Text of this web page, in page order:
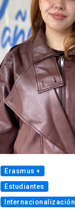
Erasmus +
Estudiantes
Internacionalización